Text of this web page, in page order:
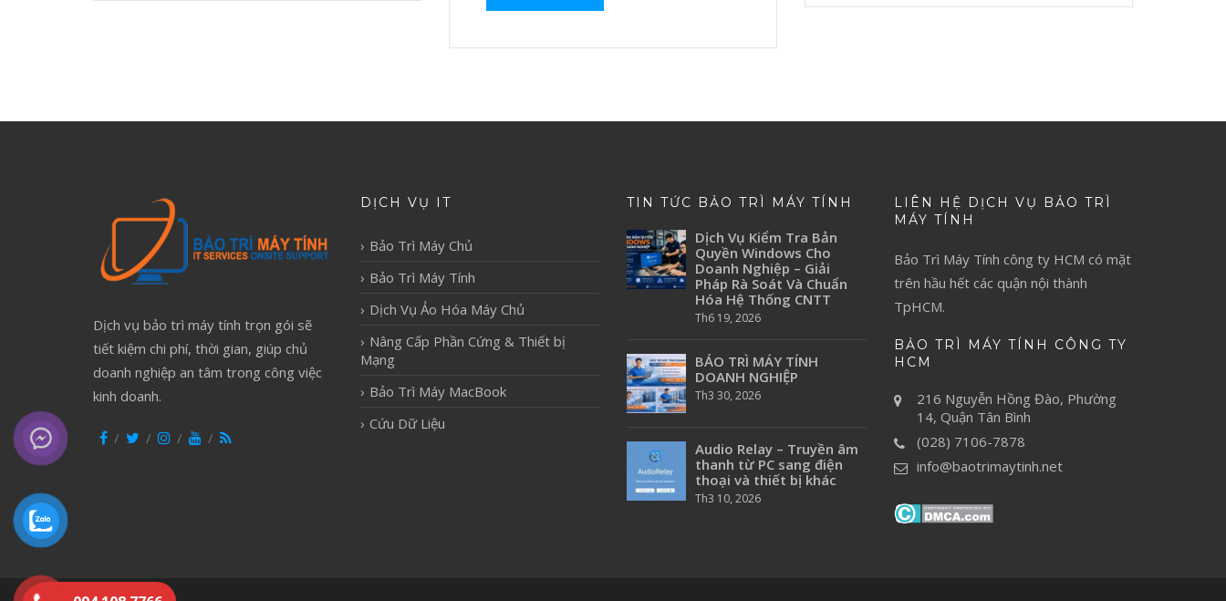
Dịch vụ bảo trì máy tính trọn gói sẽ
tiết kiệm chi phí, thời gian, giúp chủ
doanh nghiệp an tâm trong công việc
kinh doanh.
DỊCH VỤ IT
Bảo Trì Máy Chủ
Bảo Trì Máy Tính
Dịch Vụ Ảo Hóa Máy Chủ
Nâng Cấp Phần Cứng & Thiết bị
Mạng
Bảo Trì Máy MacBook
Cứu Dữ Liệu
TIN TỨC BẢO TRÌ MÁY TÍNH
Dịch Vụ Kiểm Tra Bản
Quyền Windows Cho
Doanh Nghiệp – Giải
Pháp Rà Soát Và Chuẩn
Hóa Hệ Thống CNTT
Th6 19, 2026
BẢO TRÌ MÁY TÍNH
DOANH NGHIỆP
Th3 30, 2026
Audio Relay – Truyền âm
thanh từ PC sang điện
thoại và thiết bị khác
Th3 10, 2026
LIÊN HỆ DỊCH VỤ BẢO TRÌ
MÁY TÍNH
Bảo Trì Máy Tính công ty HCM có mặt
trên hầu hết các quận nội thành
TpHCM.
BẢO TRÌ MÁY TÍNH CÔNG TY
HCM
216 Nguyễn Hồng Đào, Phường
14, Quận Tân Bình
(028) 7106-7878
info@baotrimaytinh.net